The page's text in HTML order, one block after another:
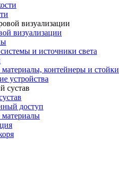
визуализации
и источники света
контейнеры и стойки
устройства
доступ
материалы